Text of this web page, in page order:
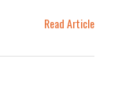
Read Article